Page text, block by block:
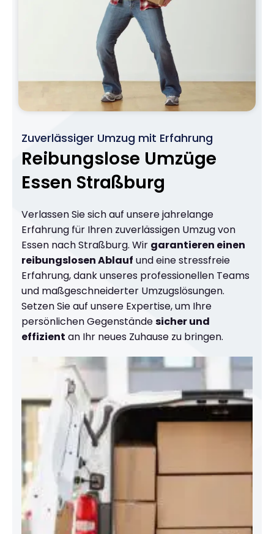
Zuverlässiger Umzug mit Erfahrung
Reibungslose Umzüge
Essen Straßburg
Verlassen Sie sich auf unsere jahrelange
Erfahrung für Ihren zuverlässigen Umzug von
Essen nach Straßburg. Wir garantieren einen
reibungslosen Ablauf und eine stressfreie
Erfahrung, dank unseres professionellen Teams
und maßgeschneiderter Umzugslösungen.
Setzen Sie auf unsere Expertise, um Ihre
persönlichen Gegenständesicher und
effizient an Ihr neues Zuhause zu bringen.